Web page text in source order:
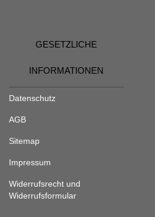
GESETZLICHE
INFORMATIONEN
Datenschutz
AGB
Sitemap
Impressum
Widerrufsrecht und
Widerrufsformular